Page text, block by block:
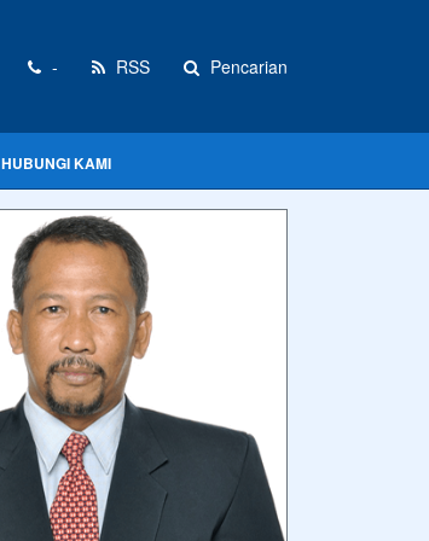
- RSS Pencarian
HUBUNGI KAMI